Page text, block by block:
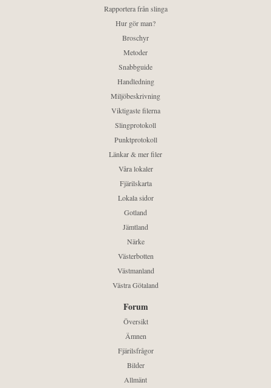
Rapportera från slinga
Hur gör man?
Broschyr
Metoder
Snabbguide
Handledning
Miljöbeskrivning
Viktigaste filerna
Slingprotokoll
Punktprotokoll
Länkar & mer filer
Våra lokaler
Fjärilskarta
Lokala sidor
Gotland
Jämtland
Närke
Västerbotten
Västmanland
Västra Götaland
Forum
Översikt
Ämnen
Fjärilsfrågor
Bilder
Allmänt